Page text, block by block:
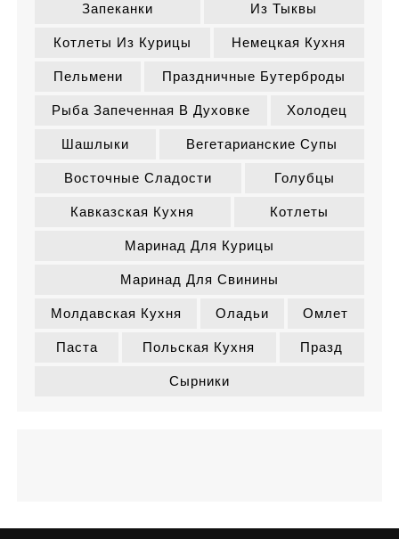
Запеканки Из Тыквы
Котлеты Из Курицы Немецкая Кухня
Пельмени Праздничные Бутерброды
Рыба Запеченная В Духовке Холодец
Шашлыки Вегетарианские Супы
Восточные Сладости Голубцы
Кавказская Кухня Котлеты
Маринад Для Курицы
Маринад Для Свинины
Молдавская Кухня Оладьи Омлет
Паста Польская Кухня Празд
Сырники